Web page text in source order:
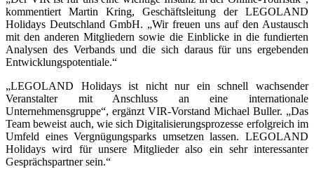
kommentiert Martin Kring, Geschäftsleitung der LEGOLAND
Holidays Deutschland GmbH. „Wir freuen uns auf den Austausch
mit den anderen Mitgliedern sowie die Einblicke in die fundierten
Analysen des Verbands und die sich daraus für uns ergebenden
Entwicklungspotentiale.“
„LEGOLAND Holidays ist nicht nur ein schnell wachsender
Veranstalter mit Anschluss an eine internationale
Unternehmensgruppe“, ergänzt VIR-Vorstand Michael Buller. „Das
Team beweist auch, wie sich Digitalisierungsprozesse erfolgreich im
Umfeld eines Vergnügungsparks umsetzen lassen. LEGOLAND
Holidays wird für unsere Mitglieder also ein sehr interessanter
Gesprächspartner sein.“